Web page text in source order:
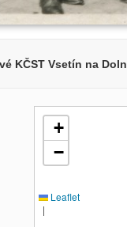
KČST Vsetín na
+
−
Leaflet
|